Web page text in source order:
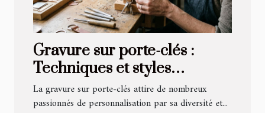
Gravure sur porte-clés :
Techniques et styles
populaires
La gravure sur porte-clés attire de nombreux
passionnés de personnalisation par sa diversité et...